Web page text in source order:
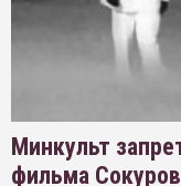
Минкульт
фильма